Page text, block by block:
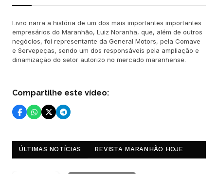
Livro narra a história de um dos mais importantes importantes
empresários do Maranhão, Luiz Noranha, que, além de outros
negócios, foi representante da General Motors, pela Comave
e Servepeças, sendo um dos responsáveis pela ampliação e
dinamização do setor autorizo no mercado maranhense.
Compartilhe este vídeo:
ÚLTIMAS NOTÍCIAS REVISTA MARANHÃO HOJE